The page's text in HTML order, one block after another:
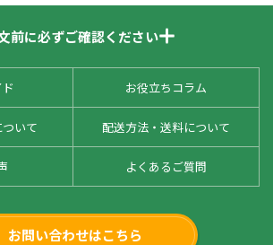
前に必ずご確認ください
お役立ちコラム
いて 配送方法・送料について
よくあるご質問
お問い合わせはこちら